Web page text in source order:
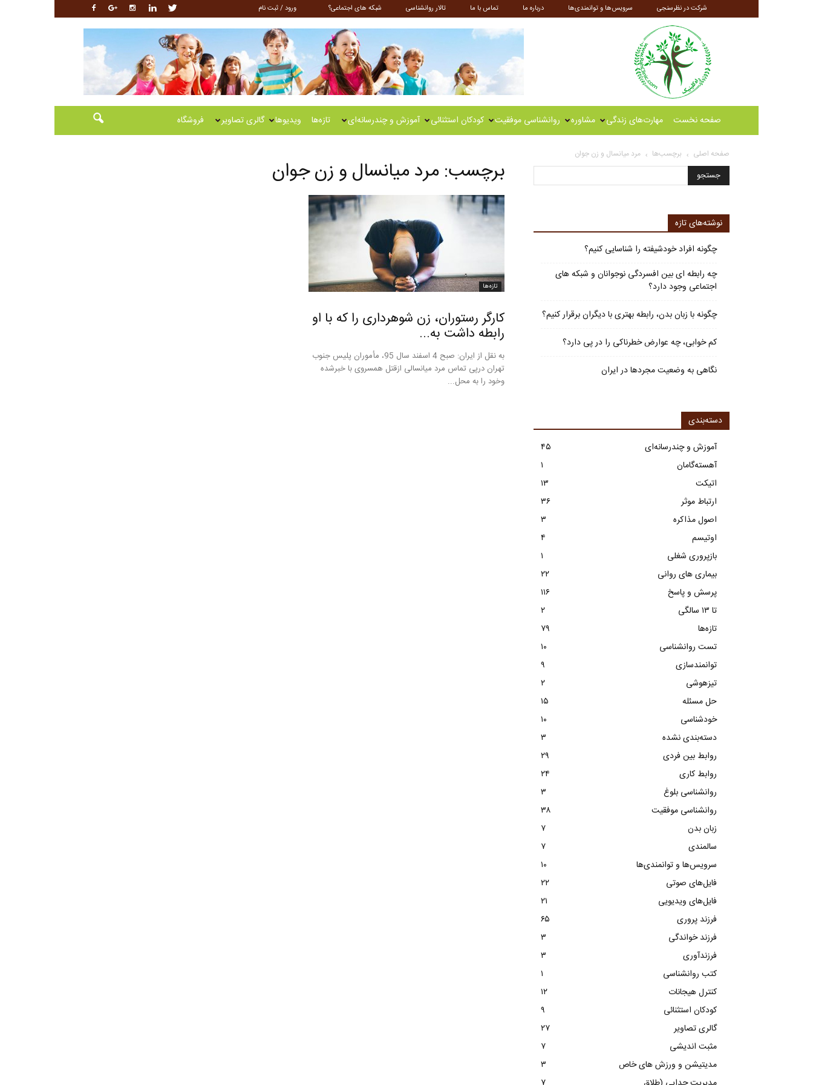
ورود / ثبت نام شبکه های اجتماعی؟ تالار روانشناسی تماس با ما درباره ما سرویس‌ها و توانمندی‌ها شرکت در نظرسنجی
راه
کلینیک
صفحه نخست مهارت‌های زندگی مشاوره روانشناسی موفقیت کودکان استثنائی آموزش و چندرسانه‌ای تازه‌ها ویدیوها گالری تصاویر فروشگاه
صفحه اصلی برچسب‌ها مرد میانسال و زن جوان
برچسب: مرد میانسال و زن جوان
تازه‌ها
کارگر رستوران، زن شوهرداری را که با او
رابطه داشت به...
به نقل از ایران: صبح 4 اسفند سال 95، مأموران پلیس جنوب
تهران درپی تماس مرد میانسالی ازقتل همسروی با خبرشده
وخود را به محل...
نوشته‌های تازه
چگونه افراد خودشیفته را شناسایی کنیم؟
چه رابطه ای بین افسردگی نوجوانان و شبکه های
اجتماعی وجود دارد؟
چگونه با زبان بدن، رابطه بهتری با دیگران برقرار کنیم؟
کم خوابی، چه عوارض خطرناکی را در پی دارد؟
نگاهی به وضعیت مجردها در ایران
دسته‌بندی
آموزش و چندرسانه‌ای
۴۵
آهسته‌گامان
۱
اتیکت
۱۳
ارتباط موثر
۳۶
اصول مذاکره
۳
اوتیسم
۴
بازپروری شغلی
۱
بیماری های روانی
۲۲
پرسش و پاسخ
۱۱۶
تا ۱۳ سالگی
۲
تازه‌ها
۷۹
تست روانشناسی
۱۰
توانمندسازی
۹
تیزهوشی
۲
حل مسئله
۱۵
خودشناسی
۱۰
دسته‌بندی نشده
۳
روابط بین فردی
۲۹
روابط کاری
۲۴
روانشناسی بلوغ
۳
روانشناسی موفقیت
۳۸
زبان بدن
۷
سالمندی
۷
سرویس‌ها و توانمندی‌ها
۱۰
فایل‌های صوتی
۲۲
فایل‌های ویدیویی
۲۱
فرزند پروری
۶۵
فرزند خواندگی
۳
فرزندآوری
۳
کتب روانشناسی
۱
کنترل هیجانات
۱۲
کودکان استثنائی
۹
گالری تصاویر
۲۷
مثبت اندیشی
۷
مدیتیشن و ورزش های خاص
۳